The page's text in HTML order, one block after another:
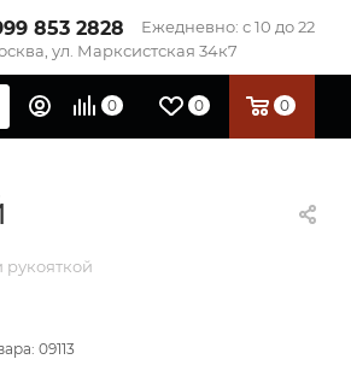
853 2828
Ежедневно: с 10 до 22
ул. Марксистская 34к7
0 0 0
09113